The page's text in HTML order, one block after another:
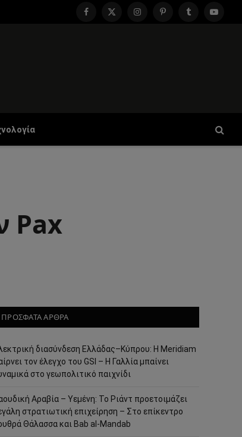
Facebook
X
InstagramPinterestTumblr
Pax
ΠΡΟΣΦΑΤΑ ΑΡΘΡΑ
διασύνδεση Ελλάδας–Κύπρου: Η Meridiam
τον έλεγχο του GSI – Η Γαλλία μπαίνει
στο γεωπολιτικό παιχνίδι
Αραβία – Υεμένη: Το Ριάντ προετοιμάζει
στρατιωτική επιχείρηση – Στο επίκεντρο
Θάλασσα και Bab al-Mandab